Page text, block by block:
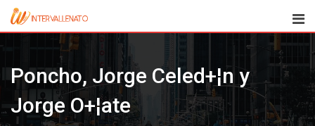
Skip
Poncho, Jorge Celed+¦n y
Jorge O+¦ate